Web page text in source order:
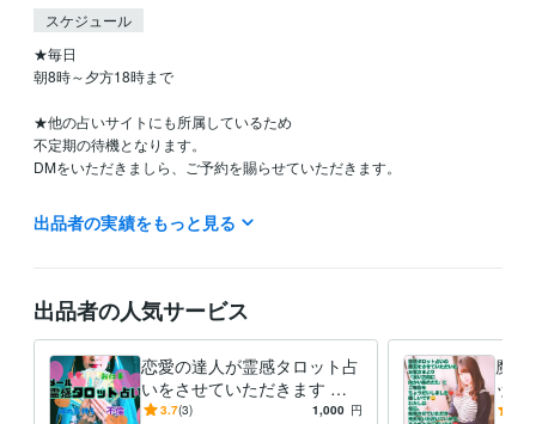
スケジュール
★毎日
朝8時～夕方18時まで
★他の占いサイトにも所属しているため
不定期の待機となります。
DMをいただきましら、ご予約を賜らせていただきます。
★ご不明点やご質問等のお問い合わせは
24時間、いつでもお気軽にお好きな時間帯にご連絡下さい。
あなたとお話しできる時を
楽しみに、お待ちしています！！
出品者の実績をもっと見る
出品者の人気サービス
恋愛の達人が霊感タロット占
いをさせていただきます 恋
愛 ★彼の気持ち ★不倫 ★離
3.7(3) 1,000 円
魔
ット
【コ